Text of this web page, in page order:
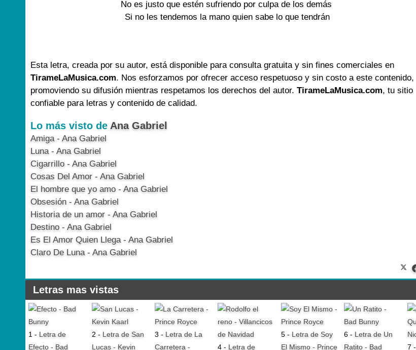
No es justo que estén sufriendo por culpa de los demás
Si no les tendemos la mano quien sabe lo que tendrán
Esta letra, creada por su autor, está disponible para consulta gratuita y sin fines comerciales en
TirameLaMusica.com. Nos esforzamos por ofrecer acceso respetuoso y sin costo a este contenido,
promoviendo su difusión mientras respetamos los derechos del autor. TirameLaMusica.com, tu sitio
confiable para letras y contenido de calidad.
Lo más visto de Ana Gabriel
Amiga - Ana Gabriel
Luna - Ana Gabriel
Cigarrillo - Ana Gabriel
Cosas Del Amor - Ana Gabriel
El hombre que yo amo - Ana Gabriel
Obsesión - Ana Gabriel
Historia de un amor - Ana Gabriel
Destino - Ana Gabriel
Es El Amor Quien Llega - Ana Gabriel
Claro De Luna - Ana Gabriel
Letras mas vistas
1 - Letra de
Efecto - Bad
2 - Letra de San
Lucas - Kevin
3 - Letra de La
Carretera -
4 - Letra de
5 - Letra de Soy
El Mismo - Prince
6 - Letra de Un
Ratito - Bad
7 -